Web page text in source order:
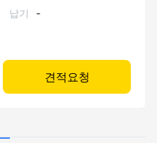
납기 -
견적요청